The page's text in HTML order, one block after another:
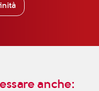
anche: